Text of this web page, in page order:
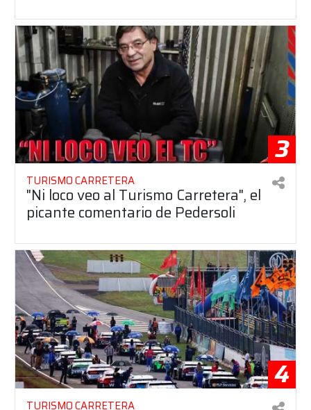
3
TURISMO CARRETERA
"Ni loco veo al Turismo Carretera", el
picante comentario de Pedersoli
4
TURISMO CARRETERA